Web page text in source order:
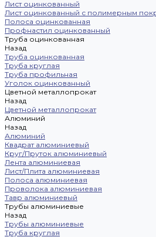
Лист оцинкованный
Лист оцинкованный с полимерным
Полоса оцинкованная
Профнастил оцинкованный
Труба оцинкованная
Назад
Труба оцинкованная
Труба круглая
Труба профильная
Уголок оцинкованный
Цветной металлопрокат
Назад
Цветной металлопрокат
Алюминий
Назад
Алюминий
Квадрат алюминиевый
Круг/Пруток алюминиевый
Лента алюминиевая
Лист/Плита алюминиевая
Полоса алюминиевая
Проволока алюминиевая
Тавр алюминиевый
Трубы алюминиевые
Назад
Трубы алюминиевые
Труба круглая